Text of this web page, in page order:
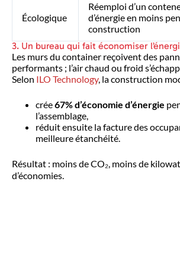
Écologique
Réemploi d’un
d’énergie en moins
construction
3. Un bureau qui fait économiser
Les murs du container reçoivent des
performants ; l’air chaud ou froid
Selon ILO Technology, la construction
crée67% d’économie d’énergie
l’assemblage,
réduit ensuite la facture des
meilleure étanchéité.
Résultat : moins de CO₂, moins de
d’économies.